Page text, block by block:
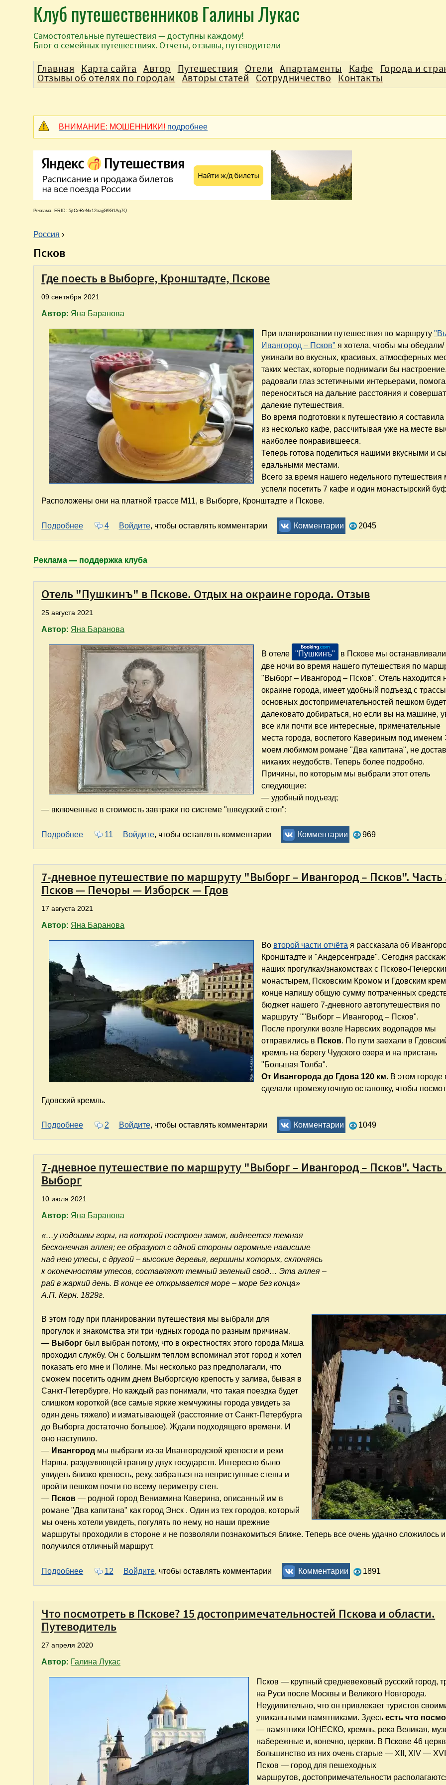
Клуб путешественников Галины Лукас
Самостоятельные путешествия — доступны каждому!
Блог о семейных путешествиях. Отчеты, отзывы, путеводители
ВНИМАНИЕ: МОШЕННИКИ! подробнее
Реклама. ERID: 5jtCeReNx12oajjG9G1Ag7Q
В
ы
Россия ›
Псков
Где поесть в Выборге, Кронштадте, Пскове
09 сентября 2021
Автор: Яна Баранова
При планировании путешествия по маршруту
Ивангород – Псков" я хотела, чтобы мы обедали/
ужинали во вкусных, красивых, атмосферных
таких местах, которые поднимали бы настроение,
радовали глаз эстетичными интерьерами,
переноситься на дальние расстояния и
далекие путешествия.
Во время подготовки к путешествию я составила
из несколько кафе, рассчитывая уже на месте
наиболее понравившееся.
Теперь готова поделиться нашими вкусными и
едальными местами.
Всего за время нашего недельного путешествия
успели посетить 7 кафе и один монастырский
Расположены они на платной трассе М11, в Выборге, Кронштадте и Пскове.
Подробнее о Где поесть в Выборге, Кронштадте, Пскове
4 Войдите, чтобы оставлять комментарии Комментарии 2045
Реклама — поддержка клуба
Отель "Пушкинъ" в Пскове. Отдых на окраине города. Отзыв
25 августа 2021
Автор: Яна Баранова
В отеле "Пушкинъ"
в Пскове мы
две ночи во время нашего путешествия по
"Выборг – Ивангород – Псков". Отель находится
окраине города, имеет удобный подъезд с
основных достопримечательностей пешком будет
далековато добираться, но если вы на машине,
все или почти все интересные, примечательные
места города, воспетого Кавериным под именем
моем любимом романе "Два капитана", не
никаких неудобств. Теперь более подробно.
Причины, по которым мы выбрали этот отель
следующие:
— удобный подъезд;
— включенные в стоимость завтраки по системе "шведский стол";
Подробнее о Отель "Пушкинъ" в Пскове. Отдых на окраине города. Отзыв
11 Войдите, чтобы оставлять комментарии Комментарии 969
7-дневное путешествие по маршруту "Выборг – Ивангород – Псков". Часть
Псков — Печоры — Изборск — Гдов
17 августа 2021
Автор: Яна Баранова
Во второй части отчёта я рассказала об
Кронштадте и "Андерсенграде". Сегодня
наших прогулках/знакомствах с Псково-
монастырем, Псковским Кромом и Гдовским
конце напишу общую сумму потраченных
бюджет нашего 7-дневного автопутешествия по
маршруту ""Выборг – Ивангород – Псков".
После прогулки возле Нарвских водопадов мы
отправились в Псков. По пути заехали в
кремль на берегу Чудского озера и на пристань
"Большая Толба".
От Ивангорода до Гдова 120 км. В этом городе
сделали промежуточную остановку, чтобы
Гдовский кремль.
Подробнее о 7-дневное путешествие по маршруту "Выборг – Ивангород – Псков". Часть 3. Псков —
2 Войдите, чтобы оставлять комментарии Комментарии 1049
7-дневное путешествие по маршруту "Выборг – Ивангород – Псков". Часть
Выборг
10 июля 2021
Автор: Яна Баранова
«…у подошвы горы, на которой построен замок, виднеется темная
бесконечная аллея; ее образуют с одной стороны огромные нависшие
над нею утесы, с другой – высокие деревья, вершины которых, склоняясь
к оконечностям утесов, составляют темный зеленый свод… Эта аллея –
рай в жаркий день. В конце ее открывается море – море без конца»
А.П. Керн. 1829г.
В этом году при планировании путешествия мы выбрали для
прогулок и знакомства эти три чудных города по разным причинам.
— Выборг был выбран потому, что в окрестностях этого города Миша
проходил службу. Он с большим теплом вспоминал этот город и хотел
показать его мне и Полине. Мы несколько раз предполагали, что
сможем посетить одним днем Выборгскую крепость у залива, бывая в
Санкт-Петербурге. Но каждый раз понимали, что такая поездка будет
слишком короткой (все самые яркие жемчужины города увидеть за
один день тяжело) и изматывающей (расстояние от Санкт-Петербурга
до Выборга достаточно большое). Ждали подходящего времени. И
оно наступило.
— Ивангород мы выбрали из-за Ивангородской крепости и реки
Нарвы, разделяющей границу двух государств. Интересно было
увидеть близко крепость, реку, забраться на неприступные стены и
пройти пешком почти по всему периметру стен.
— Псков— родной город Вениамина Каверина, описанный им в
романе "Два капитана" как город Энск . Один из тех городов, который
мы очень хотели увидеть, погулять по нему, но наши прежние
маршруты проходили в стороне и не позволяли познакомиться ближе. Теперь все очень удачно сложилось и
получился отличный маршрут.
Подробнее о 7-дневное путешествие по маршруту "Выборг – Ивангород – Псков". Часть 1. Выборг
12 Войдите, чтобы оставлять комментарии Комментарии 1891
Что посмотреть в Пскове? 15 достопримечательностей Пскова и области.
Путеводитель
27 апреля 2020
Автор: Галина Лукас
Псков — крупный средневековый русский город,
на Руси после Москвы и Великого Новгорода.
Неудивительно, что он привлекает туристов
уникальными памятниками. Здесьесть что
— памятники ЮНЕСКО, кремль, река Великая,
набережные и, конечно, церкви. В Пскове 46
большинство из них очень старые — XII, XIV —
Псков — город для пешеходных
маршрутов, достопримечательности
Главная Карта сайта Автор Путешествия Отели Апартаменты Кафе Города и
Отзывы об отелях по городам Авторы статей Сотрудничество Контакты